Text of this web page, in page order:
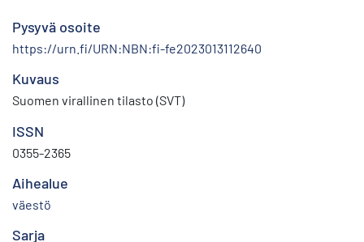
Pysyvä osoite
https://urn.fi/URN:NBN:fi-fe2023013112640
Kuvaus
Suomen virallinen tilasto (SVT)
ISSN
0355-2365
Aihealue
väestö
Sarja